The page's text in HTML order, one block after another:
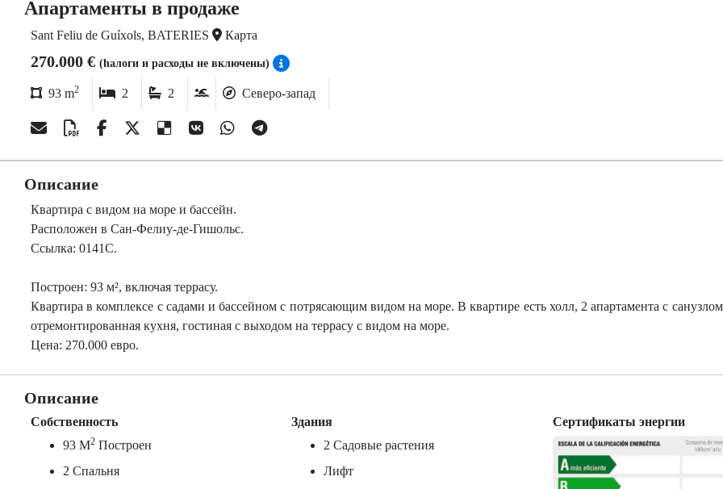
Апартаменты в продаже
Sant Feliu de Guíxols, BATERIES Карта
270.000 € (hалоги и расходы не включены)
93 m2 2 2 Северо-запад
Описание
Квартира с видом на море и бассейн.
Расположен в Сан-Фелиу-де-Гишольс.
Ссылка: 0141C.
Построен: 93 м², включая террасу.
Квартира в комплексе с садами и бассейном с потрясающим видом на море. В квартире есть холл, 2 апартамента с
отремонтированная кухня, гостиная с выходом на террасу с видом на море.
Цена: 270.000 евро.
Описание
Собственность
93 M2 Построен
2 Спальня
Здания
2 Садовые растения
Лифт
Сертификаты энергии